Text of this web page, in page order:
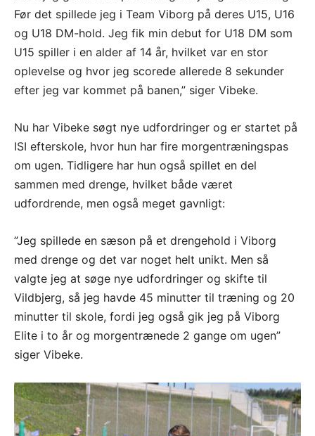
Før det spillede jeg i Team Viborg på deres U15, U16
og U18 DM-hold. Jeg fik min debut for U18 DM som
U15 spiller i en alder af 14 år, hvilket var en stor
oplevelse og hvor jeg scorede allerede 8 sekunder
efter jeg var kommet på banen,” siger Vibeke.
Nu har Vibeke søgt nye udfordringer og er startet på
ISI efterskole, hvor hun har fire morgentræningspas
om ugen. Tidligere har hun også spillet en del
sammen med drenge, hvilket både været
udfordrende, men også meget gavnligt:
”Jeg spillede en sæson på et drengehold i Viborg
med drenge og det var noget helt unikt. Men så
valgte jeg at søge nye udfordringer og skifte til
Vildbjerg, så jeg havde 45 minutter til træning og 20
minutter til skole, fordi jeg også gik jeg på Viborg
Elite i to år og morgentrænede 2 gange om ugen”
siger Vibeke.